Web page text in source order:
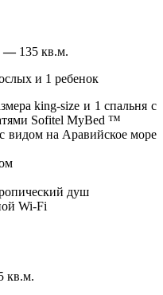
— 135 кв.м.
и 1 ребенок
king-size и 1 спальня с
Sofitel MyBed ™
видом на Аравийское море
душ
Wi-Fi
кв.м.